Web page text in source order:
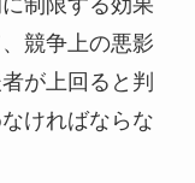
競争上の悪影
が上回ると判
ければならな